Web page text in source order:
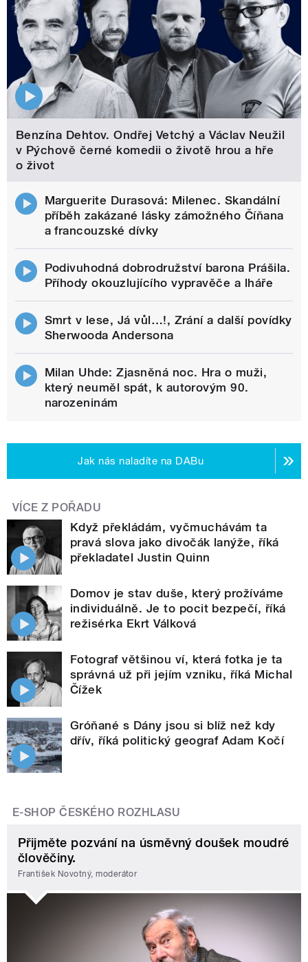
Benzína Dehtov. Ondřej Vetchý a Václav Neužil
v Pýchově černé komedii o životě hrou a hře
o život
Marguerite Durasová: Milenec. Skandální
příběh zakázané lásky zámožného Číňana
a francouzské dívky
Podivuhodná dobrodružství barona Prášila.
Příhody okouzlujícího vypravěče a lháře
Smrt v lese, Já vůl…!, Zrání a další povídky
Sherwooda Andersona
Milan Uhde: Zjasněná noc. Hra o muži,
který neuměl spát, k autorovým 90.
narozeninám
Jak nás naladíte na DABu
VÍCE Z POŘADU
Když překládám, vyčmuchávám ta
pravá slova jako divočák lanýže, říká
překladatel Justin Quinn
Domov je stav duše, který prožíváme
individuálně. Je to pocit bezpečí, říká
režisérka Ekrt Válková
Fotograf většinou ví, která fotka je ta
správná už při jejím vzniku, říká Michal
Čížek
Gróňané s Dány jsou si blíž než kdy
dřív, říká politický geograf Adam Kočí
E-SHOP ČESKÉHO ROZHLASU
Přijměte pozvání na úsměvný doušek moudré
člověčiny.
František Novotný, moderátor